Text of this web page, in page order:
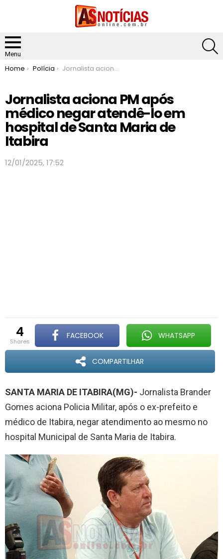
Menu
You are here:
Home Polícia Jornalista aciona PM após médico negar atendê-lo em hospital de Santa Maria de Itabira
Jornalista aciona PM após
médico negar atendê-lo em
hospital de Santa Maria de
Itabira
12/01/2025, 17:52
4
shares
FACEBOOK WHATSAPP
COMPARTILHAR
SANTA MARIA DE ITABIRA(MG)- Jornalista Brander
Gomes aciona Policia Militar, após o ex-prefeito e
médico de Itabira, negar atendimento ao mesmo no
hospital Municipal de Santa Maria de Itabira.